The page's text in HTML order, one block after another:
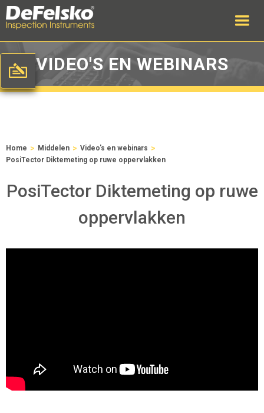
VIDEO'S EN WEBINARS
Home > Middelen > Video's en webinars >
PosiTector Diktemeting op ruwe oppervlakken
PosiTector Diktemeting op ruwe
oppervlakken